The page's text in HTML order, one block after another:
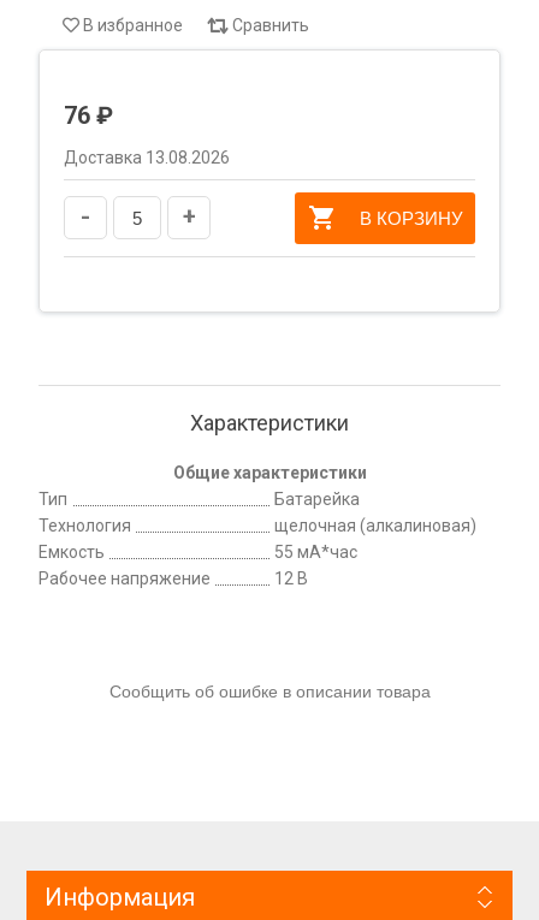
В избранное Сравнить
76 ₽
Доставка 13.08.2026
- + В КОРЗИНУ
Характеристики
Общие характеристики
Тип
Батарейка
Технология
щелочная (алкалиновая)
Емкость
55 мА*час
Рабочее напряжение
12 В
Сообщить об ошибке в описании товара
Информация